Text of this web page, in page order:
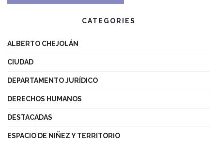
CATEGORIES
ALBERTO CHEJOLÁN
CIUDAD
DEPARTAMENTO JURÍDICO
DERECHOS HUMANOS
DESTACADAS
ESPACIO DE NIÑEZ Y TERRITORIO